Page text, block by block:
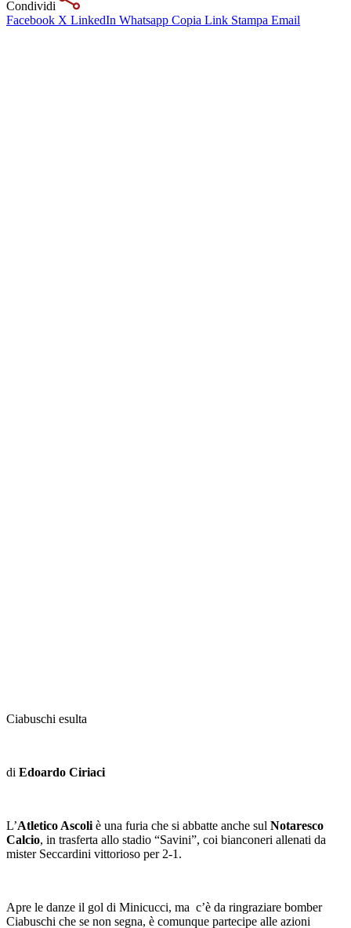
Condividi
Facebook X LinkedIn Whatsapp Copia Link Stampa Email
Ciabuschi esulta
di Edoardo Ciriaci
L’Atletico Ascoli è una furia che si abbatte anche sul Notaresco
Calcio, in trasferta allo stadio “Savini”, coi bianconeri allenati da
mister Seccardini vittorioso per 2-1.
Apre le danze il gol di Minicucci, ma c’è da ringraziare bomber
Ciabuschi che se non segna, è comunque partecipe alle azioni